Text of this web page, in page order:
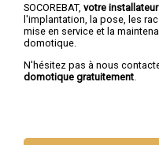
SOCOREBAT, votre
l'implantation, la pose, les
mise en service et la
domotique.
N'hésitez pas à nous
domotique gratuitement